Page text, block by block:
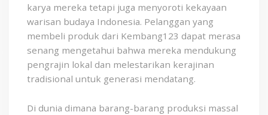
karya mereka tetapi juga menyoroti kekayaan
warisan budaya Indonesia. Pelanggan yang
membeli produk dari Kembang123 dapat merasa
senang mengetahui bahwa mereka mendukung
pengrajin lokal dan melestarikan kerajinan
tradisional untuk generasi mendatang.
Di dunia dimana barang-barang produksi massal